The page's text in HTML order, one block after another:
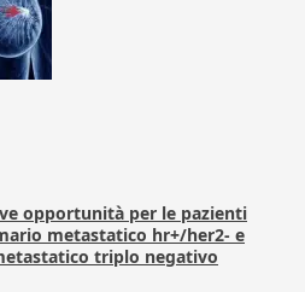
opportunità per le pazienti
metastatico hr+/her2- e
triplo negativo